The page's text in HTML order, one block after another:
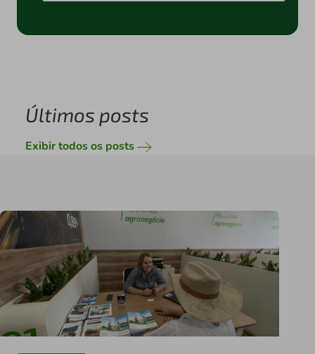
Últimos posts
Exibir todos os posts